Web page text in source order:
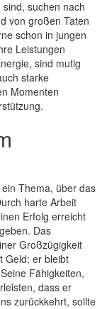
suchen nach
von großen Taten
schon in jungen
Leistungen
sind mutig
starke
Momenten
Thema, über das
harte Arbeit
Erfolg erreicht
Das
Großzügigkeit
Geld; er bleibt
Fähigkeiten,
dass er
zurückkehrt, sollte